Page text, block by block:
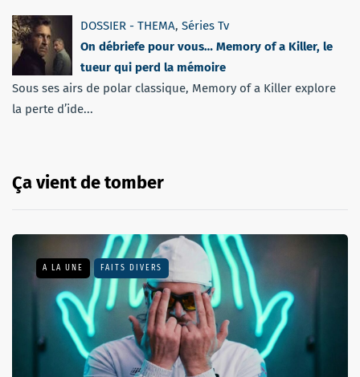
DOSSIER - THEMA, Séries Tv
On débriefe pour vous… Memory of a Killer, le
tueur qui perd la mémoire
Sous ses airs de polar classique, Memory of a Killer explore
la perte d’ide...
Ça vient de tomber
A LA UNE FAITS DIVERS